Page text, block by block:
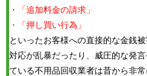
・「追加料金の請求」
・「押し買い行為」
といったお客様への直接的な金銭
対応が乱暴だったり、威圧的な発
ている不用品回収業者は昔から非